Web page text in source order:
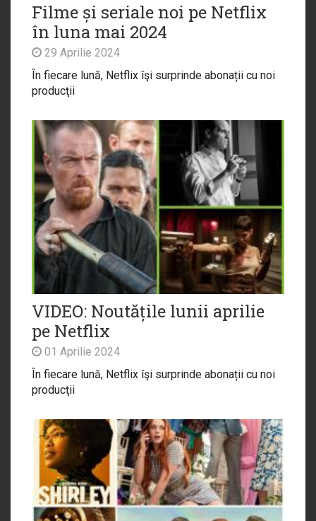
Filme și seriale noi pe Netflix
în luna mai 2024
29 Aprilie 2024
În fiecare lună, Netflix îşi surprinde abonații cu noi
producţii
VIDEO: Noutățile lunii aprilie
pe Netflix
01 Aprilie 2024
În fiecare lună, Netflix îşi surprinde abonații cu noi
producţii